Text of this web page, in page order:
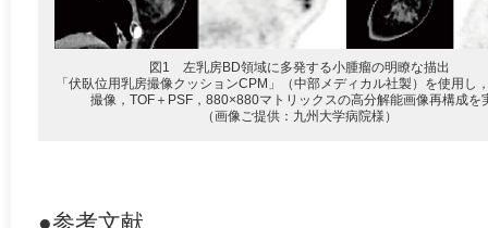
図1 左乳房BD領域に多発する小腫瘤の明瞭な描出
「伏臥位用乳房撮像クッションCPM」（中部メディカル社製）を使用し
撮像，TOF＋PSF，880×880マトリックスの高分解能画像再構成を
（画像ご提供：九州大学病院様）
●参考文献